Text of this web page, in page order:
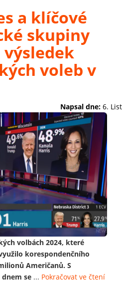
a klíčové
skupiny
voleb v
Napsal dne: 6.
volbách 2024, které
korespondenčního
Američanů. S
se ... Pokračovat ve čtení